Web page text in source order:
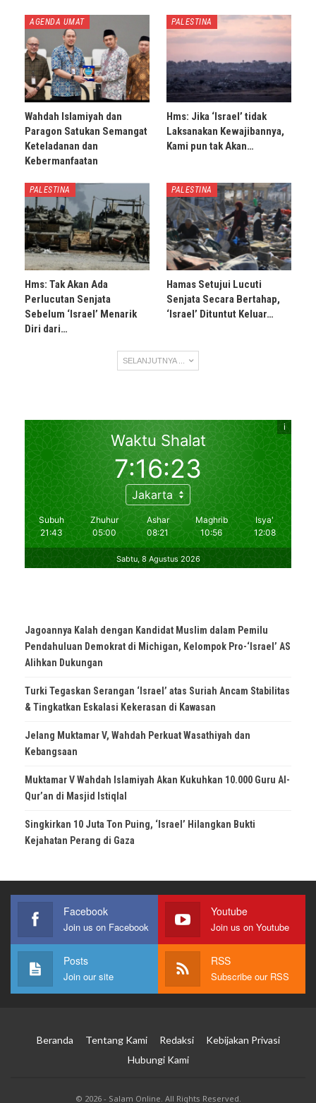
AGENDA UMAT
Wahdah Islamiyah dan
Paragon Satukan Semangat
Keteladanan dan
Kebermanfaatan
PALESTINA
Hms: Jika ‘Israel’ tidak
Laksanakan Kewajibannya,
Kami pun tak Akan…
PALESTINA
Hms: Tak Akan Ada
Perlucutan Senjata
Sebelum ‘Israel’ Menarik
Diri dari…
PALESTINA
Hamas Setujui Lucuti
Senjata Secara Bertahap,
‘Israel’ Dituntut Keluar…
SELANJUTNYA ...
Jagoannya Kalah dengan Kandidat Muslim dalam Pemilu
Pendahuluan Demokrat di Michigan, Kelompok Pro-‘Israel’ AS
Alihkan Dukungan
Turki Tegaskan Serangan ‘Israel’ atas Suriah Ancam Stabilitas
& Tingkatkan Eskalasi Kekerasan di Kawasan
Jelang Muktamar V, Wahdah Perkuat Wasathiyah dan
Kebangsaan
Muktamar V Wahdah Islamiyah Akan Kukuhkan 10.000 Guru Al-
Qur’an di Masjid Istiqlal
Singkirkan 10 Juta Ton Puing, ‘Israel’ Hilangkan Bukti
Kejahatan Perang di Gaza
Facebook
Join us on Facebook
Youtube
Join us on Youtube
Posts
Join our site
RSS
Subscribe our RSS
Beranda Tentang Kami Redaksi
Kebijakan Privasi
Hubungi Kami
© 2026 - Salam Online. All Rights Reserved.